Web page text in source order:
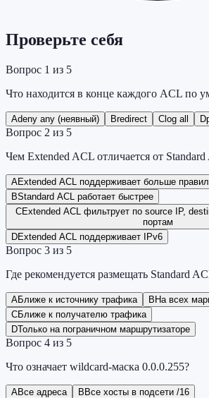
Проверьте себя
Вопрос 1 из 5
Что находится в конце каждого ACL по
Adeny any (неявный) Bredirect C log all D
Вопрос 2 из 5
Чем Extended ACL отличается от
AExtended ACL поддерживает больше правил
BStandard ACL работает быстрее
CExtended ACL фильтрует по source IP,
портам
DExtended ACL поддерживает IPv6
Вопрос 3 из 5
Где рекомендуется размещать Standard
AБлиже к источнику трафика B На всех
CБлиже к получателю трафика
DТолько на пограничном маршрутизаторе
Вопрос 4 из 5
Что означает wildcard-маска 0.0.0.255?
AВсе адреса B Все хосты в подсети /16